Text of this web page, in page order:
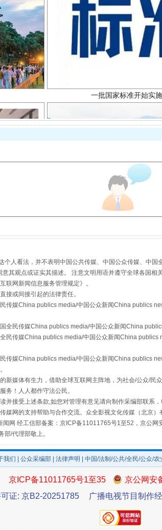
一批国家标准开始实施
以产业富民促振兴
期 从幼儿园到大学，有这些
个人看法，并不表明中国公共传媒、中国公众传媒、中
其观点或证实其描述。 注意文明用语并遵守全球各国相关
互联网新闻信息服务管理规定》。
接或间接引起的法律责任。
传媒China publics media/中国公众新闻China publics
全民传媒China publics media/中国公众新闻China
民传媒China publics media/中国公众新闻China
传媒China publics media/中国公众新闻China publics
新媒体有生力，借助全球互联网主阵地，为社会/公众/民
务！人人都作守法公民。
并接受上述条款,如您对管理有意见请向制作采编部联
媒网的支持帮助与合作交流。众全影视文化传媒（北京）
闻网 经工信部备案：京ICP备11011765号1至52，京公网
/代理部敬上。
我们 公众采编部 法律声明 | 中国/法制/公共/全民/公众/
京ICP备11011765号1至35
京公网安
可证: 京B2-20251785
广播电视节目制作